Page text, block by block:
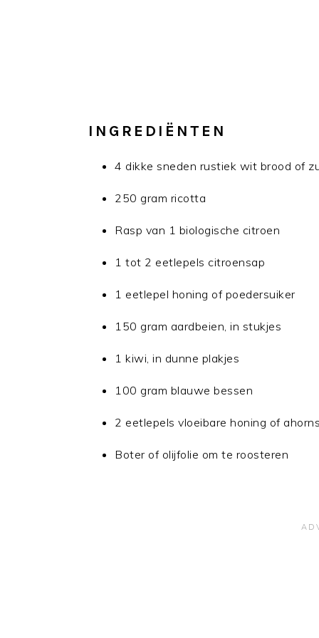
INGREDIËNTEN
4 dikke sneden rustiek wit brood of
250 gram ricotta
Rasp van 1 biologische citroen
1 tot 2 eetlepels citroensap
1 eetlepel honing of poedersuiker
150 gram aardbeien, in stukjes
1 kiwi, in dunne plakjes
100 gram blauwe bessen
2 eetlepels vloeibare honing of
Boter of olijfolie om te roosteren